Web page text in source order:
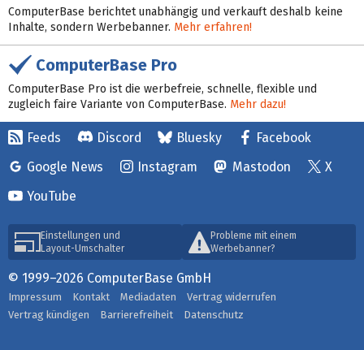
ComputerBase berichtet unabhängig und verkauft deshalb keine
Inhalte, sondern Werbebanner. Mehr erfahren!
ComputerBase Pro
ComputerBase Pro ist die werbefreie, schnelle, flexible und
zugleich faire Variante von ComputerBase. Mehr dazu!
Feeds Discord Bluesky
Facebook
Google News
Instagram Mastodon
X
YouTube
Einstellungen und
Layout-Umschalter
Probleme mit einem
Werbebanner?
© 1999–2026 ComputerBase GmbH
Impressum Kontakt Mediadaten
Vertrag widerrufen
Vertrag kündigen
Barrierefreiheit Datenschutz